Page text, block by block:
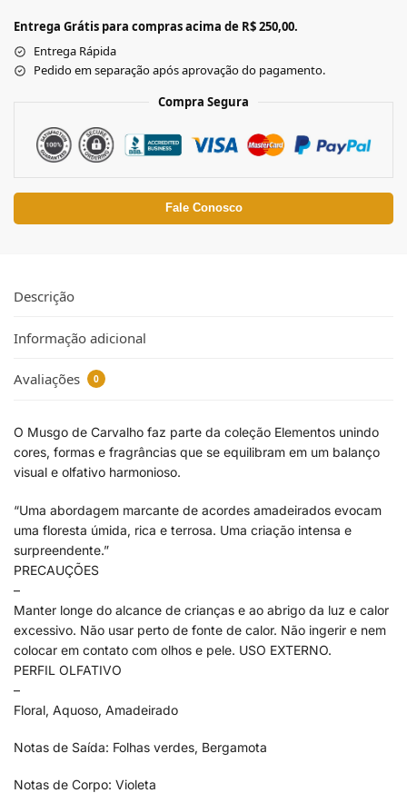
Entrega Grátis para compras acima de R$ 250,00.
Entrega Rápida
Pedido em separação após aprovação do pagamento.
Compra Segura
Fale Conosco
Descrição
Informação adicional
Avaliações 0
O Musgo de Carvalho faz parte da coleção Elementos unindo
cores, formas e fragrâncias que se equilibram em um balanço
visual e olfativo harmonioso.
“Uma abordagem marcante de acordes amadeirados evocam
uma floresta úmida, rica e terrosa. Uma criação intensa e
surpreendente.”
PRECAUÇÕES
–
Manter longe do alcance de crianças e ao abrigo da luz e calor
excessivo. Não usar perto de fonte de calor. Não ingerir e nem
colocar em contato com olhos e pele. USO EXTERNO.
PERFIL OLFATIVO
–
Floral, Aquoso, Amadeirado
Notas de Saída: Folhas verdes, Bergamota
Notas de Corpo: Violeta